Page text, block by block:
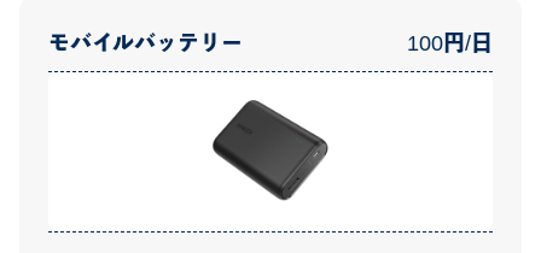
モバイルバッテリー 100円/日